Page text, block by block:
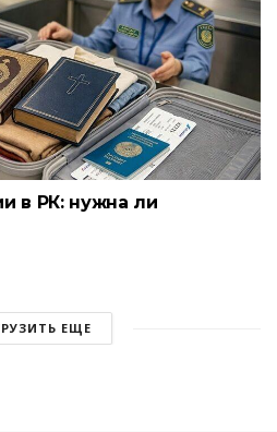
в РК: нужна ли
ЕЩЕ